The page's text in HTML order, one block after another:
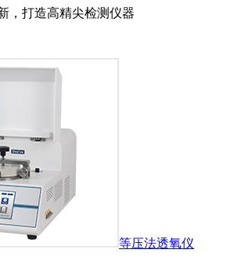
，打造高精尖检测仪器
等压法透氧仪